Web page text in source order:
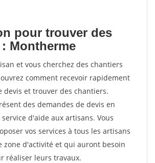
pour trouver des
Montherme
et vous cherchez des chantiers
comment recevoir rapidement
devis et trouver des chantiers.
des demandes de devis en
d'aide aux artisans. Vous
vos services à tous les artisans
zone d'activité et qui auront besoin
réaliser leurs travaux.